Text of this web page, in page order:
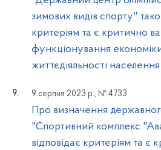
зимових видів спорту"
критеріям та є критично
функціонування
життєдіяльності
9 серпня 2023 р., № 4733
Про визначення
"Спортивний комплекс
відповідає критеріям та є